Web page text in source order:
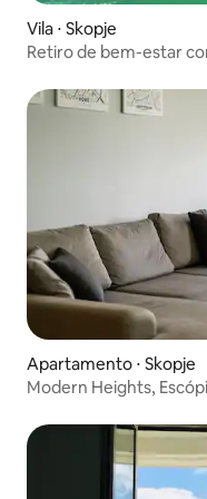
Vila ⋅ Skopje
Retiro de bem-estar
Apartamento ⋅ Skopje
Modern Heights,